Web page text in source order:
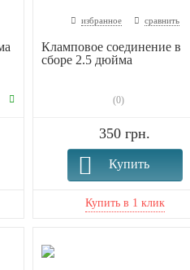
избранное сравнить
Кламповое соединение в
сборе 2.5 дюйма
(0)
350 грн.
Купить